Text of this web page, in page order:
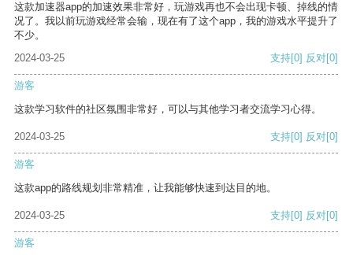
这款加速器app的加速效果非常好，玩游戏再也不会出现卡顿、掉线的情
况了。我以前玩游戏经常会输，现在有了这个app，我的游戏水平提升了
不少。
2024-03-25
支持[0] 反对[0]
游客
这款学习软件的社区氛围非常好，可以与其他学习者交流学习心得。
2024-03-25 支持[0] 反对[0]
游客
这款app的路线规划非常精准，让我能够快速到达目的地。
2024-03-25 支持[0] 反对[0]
游客